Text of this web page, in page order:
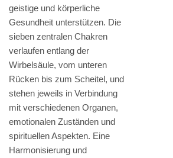
geistige und körperliche
Gesundheit unterstützen. Die
sieben zentralen Chakren
verlaufen entlang der
Wirbelsäule, vom unteren
Rücken bis zum Scheitel, und
stehen jeweils in Verbindung
mit verschiedenen Organen,
emotionalen Zuständen und
spirituellen Aspekten. Eine
Harmonisierung und